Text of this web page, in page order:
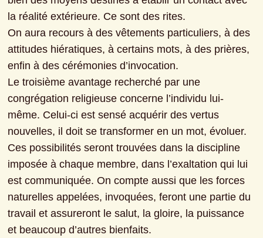
la réalité extérieure. Ce sont des rites.
On aura recours à des vêtements particuliers, à des
attitudes hiératiques, à certains mots, à des prières,
enfin à des cérémonies d’invocation.
Le troisième avantage recherché par une
congrégation religieuse concerne l’individu lui-
même. Celui-ci est sensé acquérir des vertus
nouvelles, il doit se transformer en un mot, évoluer.
Ces possibilités seront trouvées dans la discipline
imposée à chaque membre, dans l’exaltation qui lui
est communiquée. On compte aussi que les forces
naturelles appelées, invoquées, feront une partie du
travail et assureront le salut, la gloire, la puissance
et beaucoup d’autres bienfaits.